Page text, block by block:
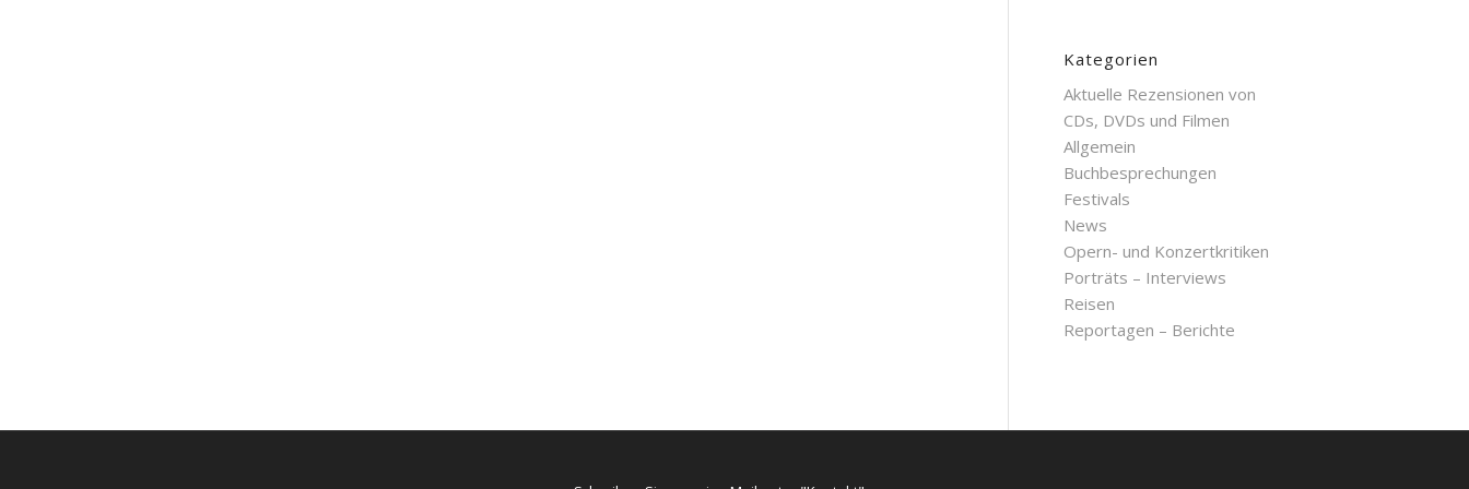
Kategorien
Aktuelle Rezensionen von
CDs, DVDs und Filmen
Allgemein
Buchbesprechungen
Festivals
News
Opern- und Konzertkritiken
Porträts – Interviews
Reisen
Reportagen – Berichte